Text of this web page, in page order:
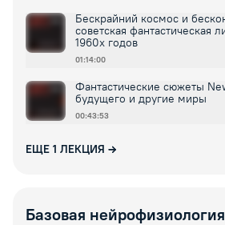
Бескрайний космос и
советская фантастическая
1960х годов
01:14:00
Фантастические сюжеты
будущего и другие миры
00:43:53
ЕЩЕ 1 ЛЕКЦИЯ
Базовая нейрофизиология